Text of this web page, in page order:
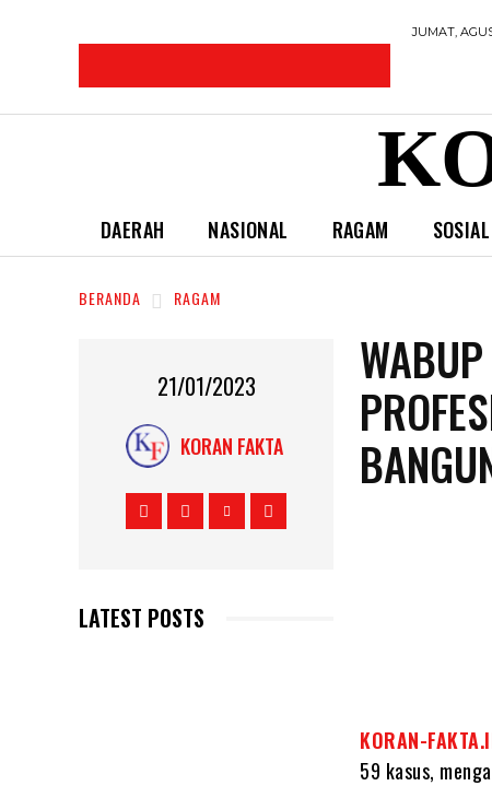
JUMAT,
DAERAH NASIONAL RAGAM SOSIAL
BERANDA RAGAM
21/01/2023
KORAN FAKTA
LATEST POSTS
KORAN-
59 kasus,